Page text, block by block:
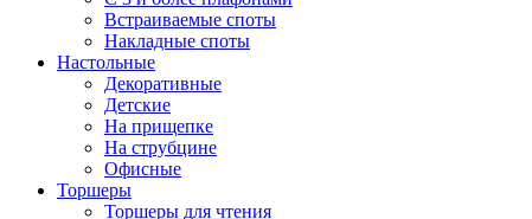
Встраиваемые споты
Накладные споты
Настольные
Декоративные
Детские
На прищепке
На струбцине
Офисные
Торшеры
Торшеры для чтения